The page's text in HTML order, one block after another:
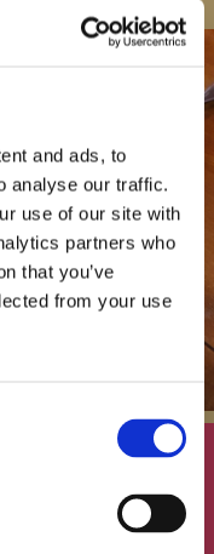
and ads, to
analyse our traffic.
use of our site with
partners who
that you’ve
from your use
of
Blond &